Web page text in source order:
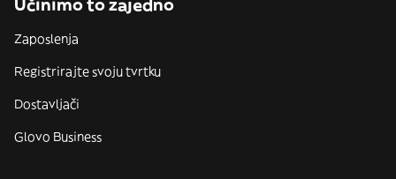
Učinimo to zajedno
Zaposlenja
Registrirajte svoju tvrtku
Dostavljači
Glovo Business